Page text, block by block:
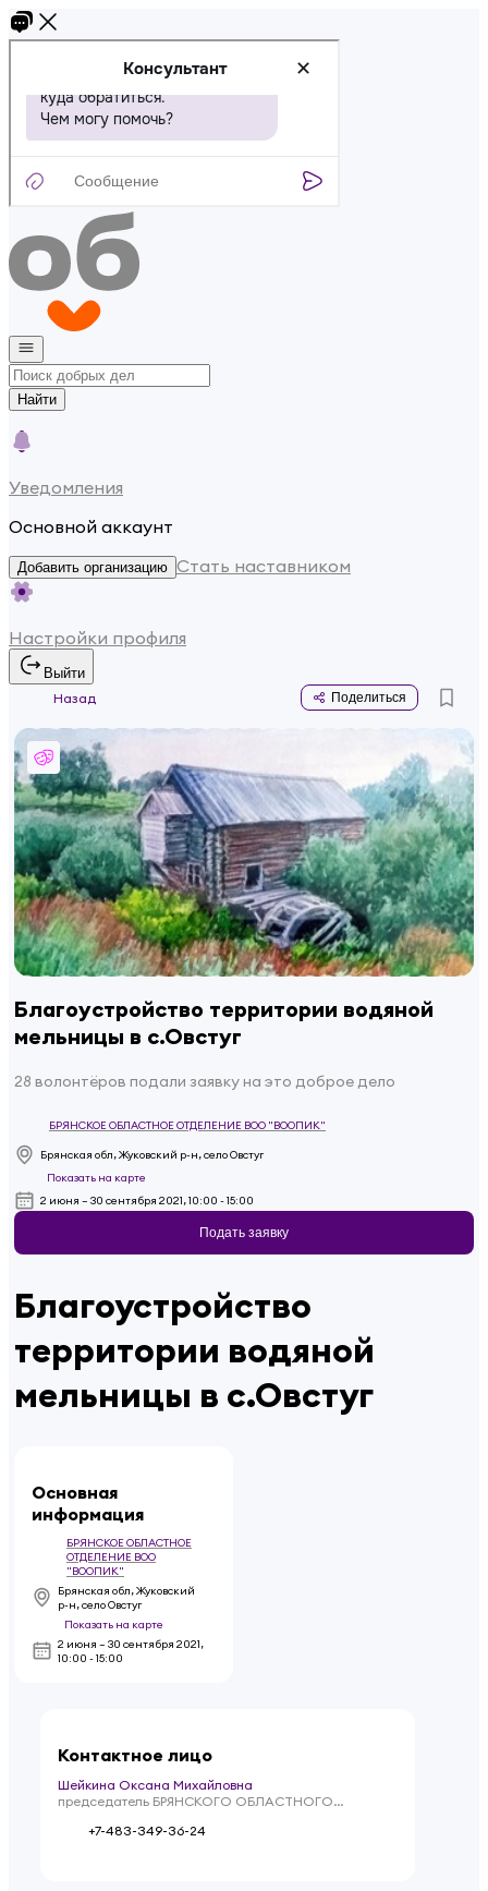
Найти
Уведомления
Основной аккаунт
Добавить организацию Стать наставником
Настройки профиля
Выйти
Назад
Поделиться
Благоустройство территории водяной
мельницы в с.Овстуг
28 волонтёров подали заявку на это доброе дело
БРЯНСКОЕ ОБЛАСТНОЕ ОТДЕЛЕНИЕ ВОО "ВООПИК"
Брянская обл, Жуковский р-н, село Овстуг
Показать на карте
2 июня – 30 сентября 2021, 10:00 - 15:00
Подать заявку
Благоустройство
территории водяной
мельницы в с.Овстуг
Основная
информация
БРЯНСКОЕ ОБЛАСТНОЕ
ОТДЕЛЕНИЕ ВОО
"ВООПИК"
Брянская обл, Жуковский
р-н, село Овстуг
Показать на карте
2 июня – 30 сентября 2021,
10:00 - 15:00
Контактное лицо
Шейкина Оксана Михайловна
председатель БРЯНСКОГО ОБЛАСТНОГО
+7-483-349-36-24